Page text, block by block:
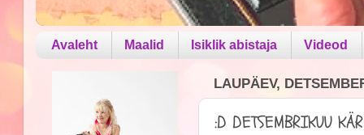
Avaleht Maalid Isiklik abistaja Videod
LAUPÄEV,
:D DETSEMBRIKUU